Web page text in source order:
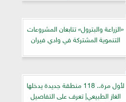
«الزراعة والبترول» تتابعان المشروعات
التنموية المشتركة في وادي فيران
لأول مرة.. 118 منطقة جديدة يدخلها
الغاز الطبيعي| تعرف على التفاصيل